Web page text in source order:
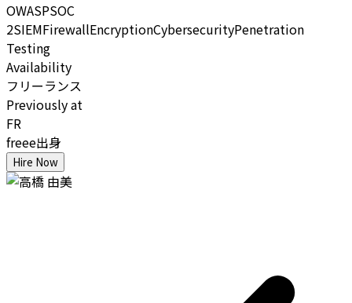
OWASPSOC
2SIEMFirewallEncryptionCybersecurityPenetration
Testing
Availability
フリーランス
Previously at
FR
freee出身
Hire Now